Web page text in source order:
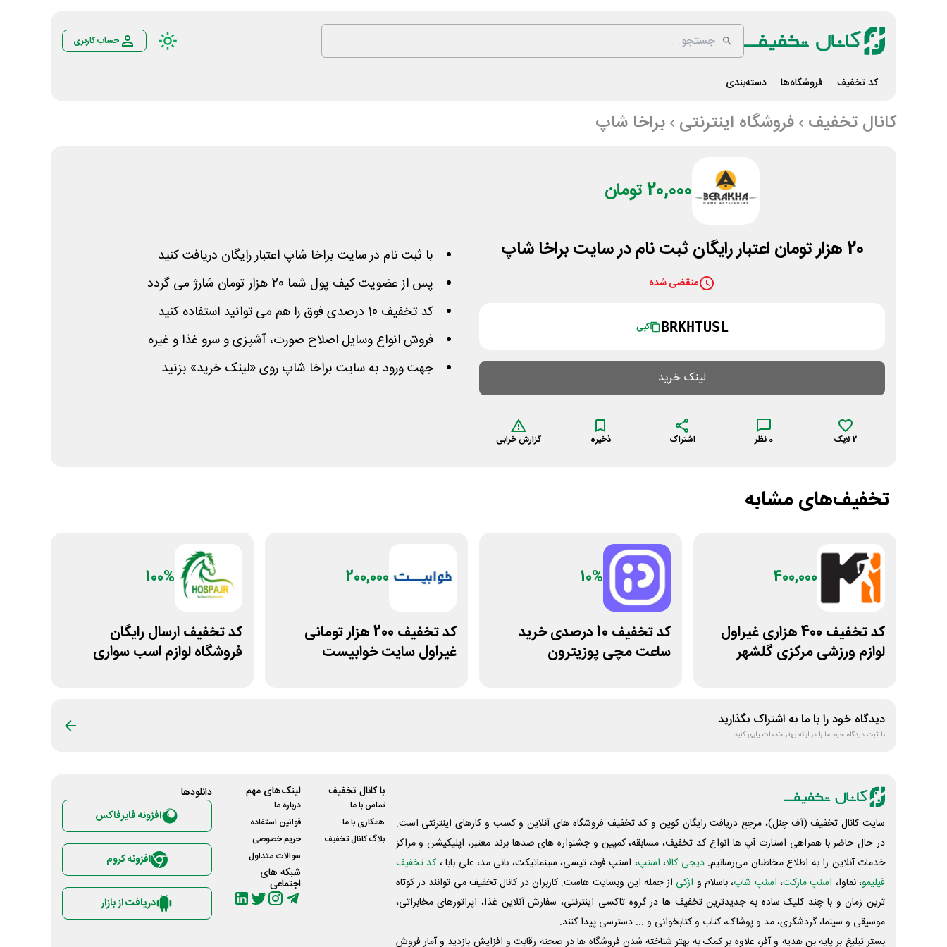
حساب کاربری
کد تخفیف فروشگاه‌ها دسته‌بندی
کانال تخفیف فروشگاه اینترنتی براخا شاپ
20,000 تومان
20 هزار تومان اعتبار رایگان ثبت نام در سایت براخا شاپ
منقضی شده
BRKHTUSL کپی
لینک خرید
2 لایک 0 نظر اشتراک ذخیره گزارش خرابی
با ثبت نام در سایت براخا شاپ اعتبار رایگان دریافت کنید
پس از عضویت کیف پول شما 20 هزار تومان شارژ می گردد
کد تخفیف 10 درصدی فوق را هم می توانید استفاده کنید
فروش انواع وسایل اصلاح صورت، آشپزی و سرو غذا و غیره
جهت ورود به سایت براخا شاپ روی «لینک خرید» بزنید
تخفیف‌های مشابه
400,000
کد تخفیف 400 هزاری غیراول
لوازم ورزشی مرکزی گلشهر
10%
کد تخفیف 10 درصدی خرید
ساعت مچی پوزیترون
200,000
کد تخفیف 200 هزار تومانی
غیراول سایت خوابیست
100%
کد تخفیف ارسال رایگان
فروشگاه لوازم اسب سواری
دیدگاه خود را با ما به اشتراک بگذارید
با ثبت دیدگاه خود ما را در ارائه بهتر خدمات یاری کنید
سایت کانال تخفیف (آف چنل)، مرجع دریافت رایگان کوپن و کد تخفیف فروشگاه های آنلاین و کسب و‌ کارهای اینترنتی است.
در حال حاضر با همراهی استارت آپ ها انواع کد تخفیف، مسابقه، کمپین و جشنواره های صدها برند معتبر، اپلیکیشن و مراکز
خدمات آنلاین را به اطلاع مخاطبان می‌رسانیم. دیجی کالا، اسنپ، اسنپ فود، تپسی، سینماتیکت، بانی مد، علی‌ بابا ، کد تخفیف
فیلیمو، نماوا، اسنپ مارکت، اسنپ شاپ، باسلام و ازکی از جمله این وبسایت ‌هاست. کاربران در کانال تخفیف می توانند در کوتاه
ترین زمان و با چند کلیک ساده به جدیدترین تخفیف ها در گروه تاکسی اینترنتی، سفارش آنلاین غذا، اپراتورهای مخابراتی،
موسیقی و سینما، گردشگری، مد و پوشاک، کتاب و کتابخوانی و ... دسترسی پیدا کنند.
بستر تبلیغ بر پایه بن هدیه و آفر، علاوه بر کمک به بهتر شناخته شدن فروشگاه ها در صحنه رقابت و افزایش بازدید و آمار فروش
با کانال تخفیف
تماس با ما
همکاری با ما
بلاگ کانال تخفیف
لینک‌های مهم
درباره ما
قوانین استفاده
حریم خصوصی
سوالات متداول
شبکه های
اجتماعی
دانلود‌ها
افزونه فایرفاکس
افزونه کروم
دریافت از بازار